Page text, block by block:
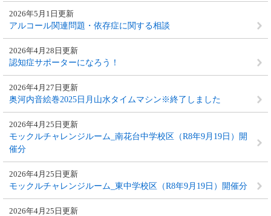
アルコール関連問題・依存症に関する相談
2026年5月1日更新
認知症サポーターになろう！
2026年4月28日更新
奥河内音絵巻2025日月山水タイムマシン※終了しました
2026年4月27日更新
モックルチャレンジルーム_南花台中学校区（R8年9月19日）開
催分
2026年4月25日更新
モックルチャレンジルーム_東中学校区（R8年9月19日）開催分
2026年4月25日更新
2026年4月25日更新